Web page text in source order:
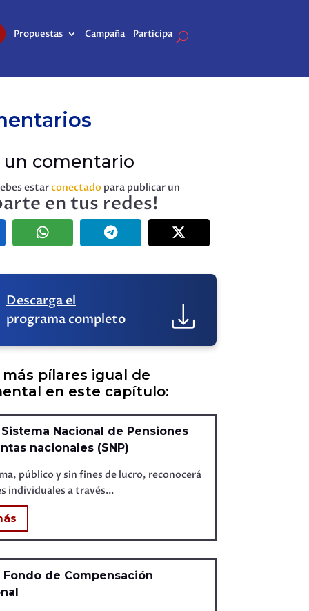
Propuestas Campaña Participa
un comentario
estarconectadopara publicar un
en tus redes!
Descarga el
programa completo
más pílares igual de
en este capítulo:
Sistema Nacional de Pensiones
nacionales (SNP)
público y sin fines de lucro, reconocerá
individuales a través...
Fondo de Compensación